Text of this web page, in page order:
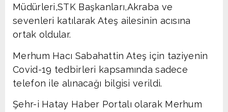
Müdürleri,STK Başkanları,Akraba ve
sevenleri katılarak Ateş ailesinin acısına
ortak oldular.
Merhum Hacı Sabahattin Ateş için taziyenin
Covid-19 tedbirleri kapsamında sadece
telefon ile alınacağı bilgisi verildi.
Şehr-i Hatay Haber Portalı olarak Merhum